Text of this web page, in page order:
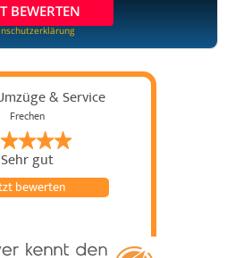
BEWERTEN
& Service
Frechen
Sehr gut
bewerten